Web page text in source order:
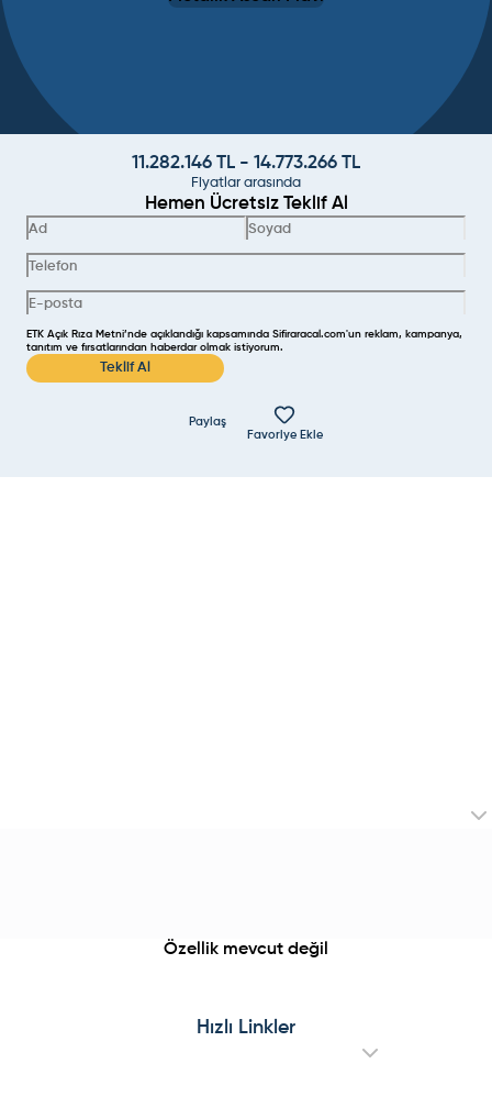
11.282.146 TL - 14.773.266 TL
Fiyatlar arasında
Hemen Ücretsiz Teklif Al
ETK Açık Rıza Metni’nde açıklandığı kapsamında Sifiraracal.com'un reklam, kampanya,
tanıtım ve fırsatlarından haberdar olmak istiyorum.
Teklif Al
Paylaş
Favoriye Ekle
Özellik mevcut değil
Hızlı Linkler